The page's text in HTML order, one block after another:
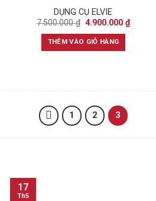
DỤNG CỤ ELVIE
7.500.000₫ Original
was:
7.500.000 ₫.
4.900.000₫Current
price
THÊM VÀO GIỎ HÀNG
1 2 3
17
Th5